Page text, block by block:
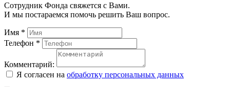
Сотрудник Фонда свяжется с Вами.
И мы постараемся помочь решить Ваш вопрос.
Имя *
Телефон *
Комментарий:
Я согласен на обработку персональных данных